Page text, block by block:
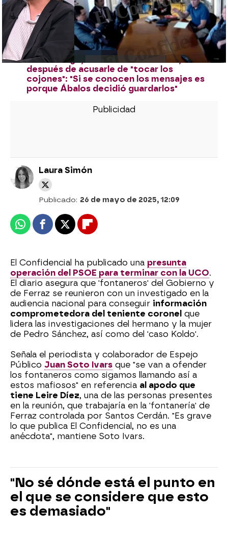
El director de El Mundo Joaquín Manso
afirma que tienen "cientos o miles de
mensajes más" entre Sánchez y Ábalos:
"Creo que Pedro Sánchez ya está
preocupado"
García-Page, sobre Pedro Sánchez,
después de acusarle de "tocar los
cojones": "Si se conocen los mensajes es
porque Ábalos decidió guardarlos"
Laura Simón
Publicado: 26 de mayo de 2025, 12:09
WhatsappFacebook
X Flipboard
El Confidencial ha publicado una presunta
operación del PSOE para terminar con la UCO.
El diario asegura que 'fontaneros' del Gobierno y
de Ferraz se reunieron con un investigado en la
audiencia nacional para conseguir información
comprometedora del teniente coronel que
lidera las investigaciones del hermano y la mujer
de Pedro Sánchez, así como del 'caso Koldo'.
Señala el periodista y colaborador de Espejo
Público Juan Soto Ivars que "se van a ofender
los fontaneros como sigamos llamando así a
estos mafiosos" en referencia al apodo que
tiene Leire Díez, una de las personas presentes
en la reunión, que trabajaría en la 'fontanería' de
Ferraz controlada por Santos Cerdán. "Es grave
lo que publica El Confidencial, no es una
anécdota", mantiene Soto Ivars.
"No sé dónde está el punto en
el que se considere que esto
es demasiado"